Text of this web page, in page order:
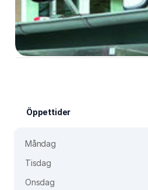
Öppettider
Måndag
Tisdag
Onsdag